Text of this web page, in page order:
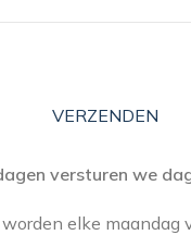
VERZENDEN
versturen we
elke maandag